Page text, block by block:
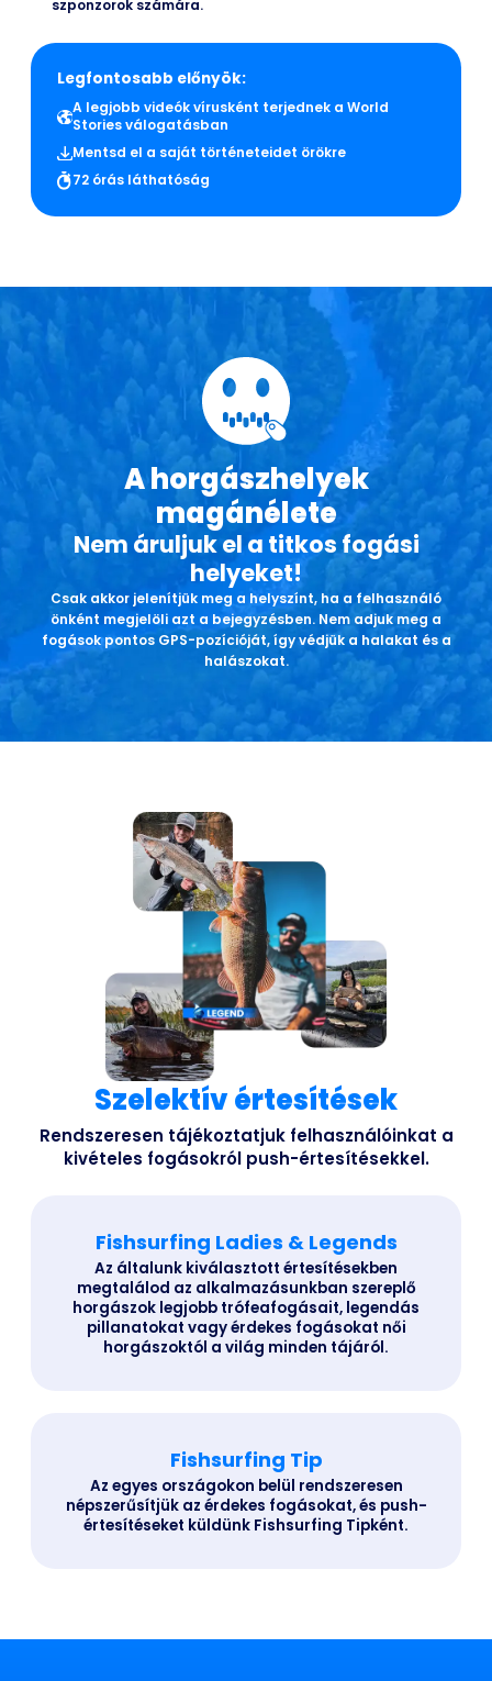
szponzorok számára.
Legfontosabb előnyök:
A legjobb videók vírusként terjednek a World
Stories válogatásban
Mentsd el a saját történeteidet örökre
72 órás láthatóság
A horgászhelyek
magánélete
Nem áruljuk el a titkos fogási
helyeket!
Csak akkor jelenítjük meg a helyszínt, ha a felhasználó
önként megjelöli azt a bejegyzésben. Nem adjuk meg a
fogások pontos GPS-pozícióját, így védjük a halakat és a
halászokat.
Szelektív értesítések
Rendszeresen tájékoztatjuk felhasználóinkat a
kivételes fogásokról push-értesítésekkel.
Fishsurfing Ladies & Legends
Az általunk kiválasztott értesítésekben
megtalálod az alkalmazásunkban szereplő
horgászok legjobb trófeafogásait, legendás
pillanatokat vagy érdekes fogásokat női
horgászoktól a világ minden tájáról.
Fishsurfing Tip
Az egyes országokon belül rendszeresen
népszerűsítjük az érdekes fogásokat, és push-
értesítéseket küldünk Fishsurfing Tipként.